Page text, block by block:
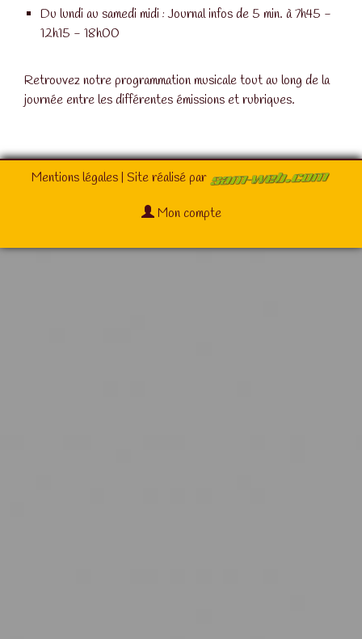
Du lundi au samedi midi : Journal infos de 5 min. à 7h45 -
12h15 - 18h00
Retrouvez notre programmation musicale tout au long de la
journée entre les différentes émissions et rubriques.
Mentions légales | Site réalisé par
Mon compte